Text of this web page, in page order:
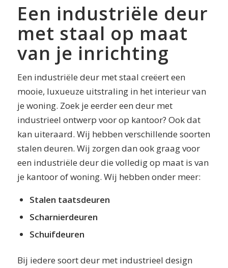
Een industriële deur
met staal op maat
van je inrichting
Een industriële deur met staal creëert een
mooie, luxueuze uitstraling in het interieur van
je woning. Zoek je eerder een deur met
industrieel ontwerp voor op kantoor? Ook dat
kan uiteraard. Wij hebben verschillende soorten
stalen deuren. Wij zorgen dan ook graag voor
een industriële deur die volledig op maat is van
je kantoor of woning. Wij hebben onder meer:
Stalen taatsdeuren
Scharnierdeuren
Schuifdeuren
Bij iedere soort deur met industrieel design